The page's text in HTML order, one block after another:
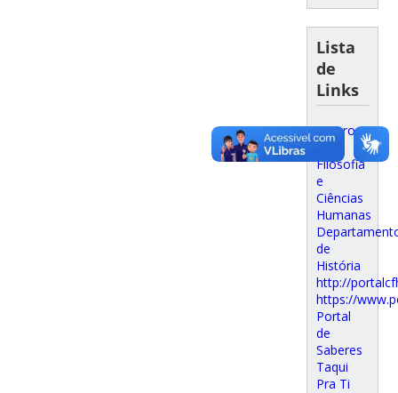
Lista
de
Links
Centro
de
Filosofia
e
Ciências
Humanas
de
História
http://
https://
Portal
de
Saberes
Taqui
Pra Ti